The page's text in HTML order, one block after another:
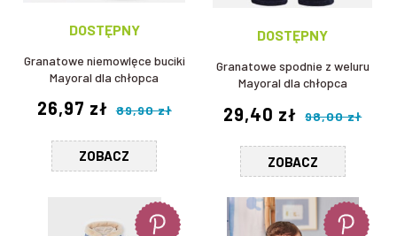
DOSTĘPNY
Granatowe niemowlęce buciki
Mayoral dla chłopca
26,97 zł 89,90 zł
ZOBACZ
DOSTĘPNY
Granatowe spodnie z weluru
Mayoral dla chłopca
29,40 zł 98,00 zł
ZOBACZ